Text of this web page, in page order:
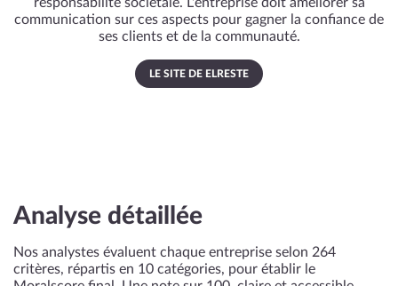
communication sur ces aspects pour gagner la confiance de
ses clients et de la communauté.
LE SITE DE ELRESTE
Analyse détaillée
Nos analystes évaluent chaque entreprise selon 264
critères, répartis en 10 catégories, pour établir le